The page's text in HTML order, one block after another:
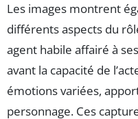
Les images montrent
différents aspects du
agent habile affairé à
avant la capacité de
émotions variées,
personnage. Ces